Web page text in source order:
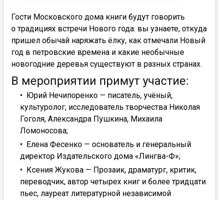
Гости Московского дома книги будут говорить
о традициях встречи Нового года: вы узнаете, откуда
пришел обычай наряжать ёлку, как отмечали Новый
год в петровские времена и какие необычные
новогодние деревья существуют в разных странах.
В мероприятии примут участие:
Юрий Нечипоренко — писатель, учёный,
культуролог, исследователь творчества Николая
Гоголя, Александра Пушкина, Михаила
Ломоносова;
Елена Фесенко — основатель и генеральный
директор Издательского дома «Лингва-Ф»;
Ксения Жукова — Прозаик, драматург, критик,
переводчик, автор четырех книг и более тридцати
пьес, лауреат литературной независимой